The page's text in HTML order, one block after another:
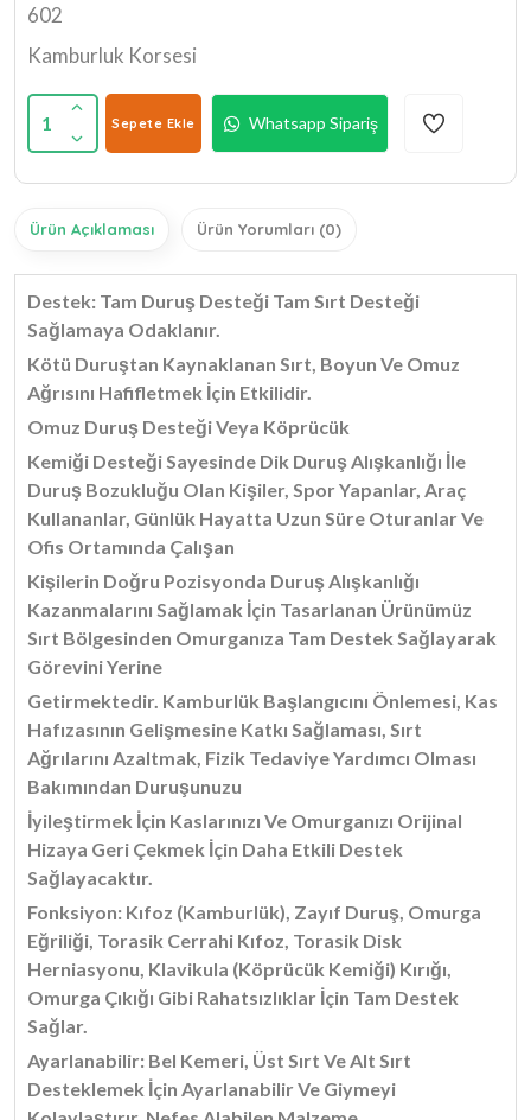
602
Kamburluk Korsesi
1 Sepete Ekle Whatsapp Sipariş
Ürün Açıklaması Ürün Yorumları (0)
Destek: Tam Duruş Desteği Tam Sırt Desteği
Sağlamaya Odaklanır.
Kötü Duruştan Kaynaklanan Sırt, Boyun Ve Omuz
Ağrısını Hafifletmek İçin Etkilidir.
Omuz Duruş Desteği Veya Köprücük
Kemiği Desteği Sayesinde Dik Duruş Alışkanlığı İle
Duruş Bozukluğu Olan Kişiler, Spor Yapanlar, Araç
Kullananlar, Günlük Hayatta Uzun Süre Oturanlar Ve
Ofis Ortamında Çalışan
Kişilerin Doğru Pozisyonda Duruş Alışkanlığı
Kazanmalarını Sağlamak İçin Tasarlanan Ürünümüz
Sırt Bölgesinden Omurganıza Tam Destek Sağlayarak
Görevini Yerine
Getirmektedir. Kamburlük Başlangıcını Önlemesi, Kas
Hafızasının Gelişmesine Katkı Sağlaması, Sırt
Ağrılarını Azaltmak, Fizik Tedaviye Yardımcı Olması
Bakımından Duruşunuzu
İyileştirmek İçin Kaslarınızı Ve Omurganızı Orijinal
Hizaya Geri Çekmek İçin Daha Etkili Destek
Sağlayacaktır.
Fonksiyon: Kıfoz (Kamburlük), Zayıf Duruş, Omurga
Eğriliği, Torasik Cerrahi Kıfoz, Torasik Disk
Herniasyonu, Klavikula (Köprücük Kemiği) Kırığı,
Omurga Çıkığı Gibi Rahatsızlıklar İçin Tam Destek
Sağlar.
Ayarlanabilir: Bel Kemeri, Üst Sırt Ve Alt Sırt
Desteklemek İçin Ayarlanabilir Ve Giymeyi